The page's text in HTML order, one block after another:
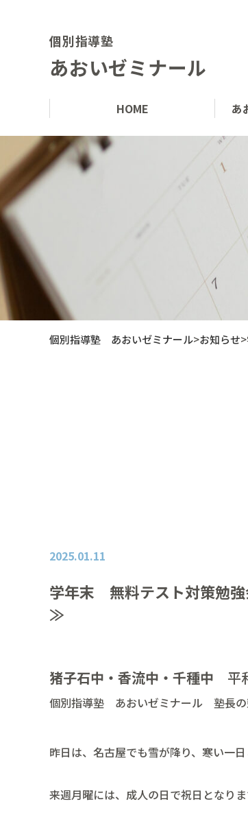
個別指導塾
あおいゼミナール
HOME あ
個別指導塾 あおいゼミナール>お知らせ>
2025.01.11
学年末 無料テスト対策勉
≫
猪子石中・香流中・千種中 平
個別指導塾 あおいゼミナール 塾長の
昨日は、名古屋でも雪が降り、寒い一日
来週月曜には、成人の日で祝日となり